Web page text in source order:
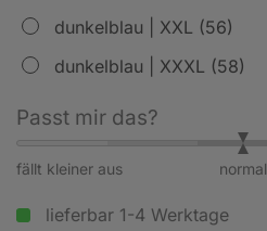
dunkelblau | XXL (56)
dunkelblau | XXXL (58)
Passt mir das?
fällt kleiner aus normal
lieferbar 1-4 Werktage